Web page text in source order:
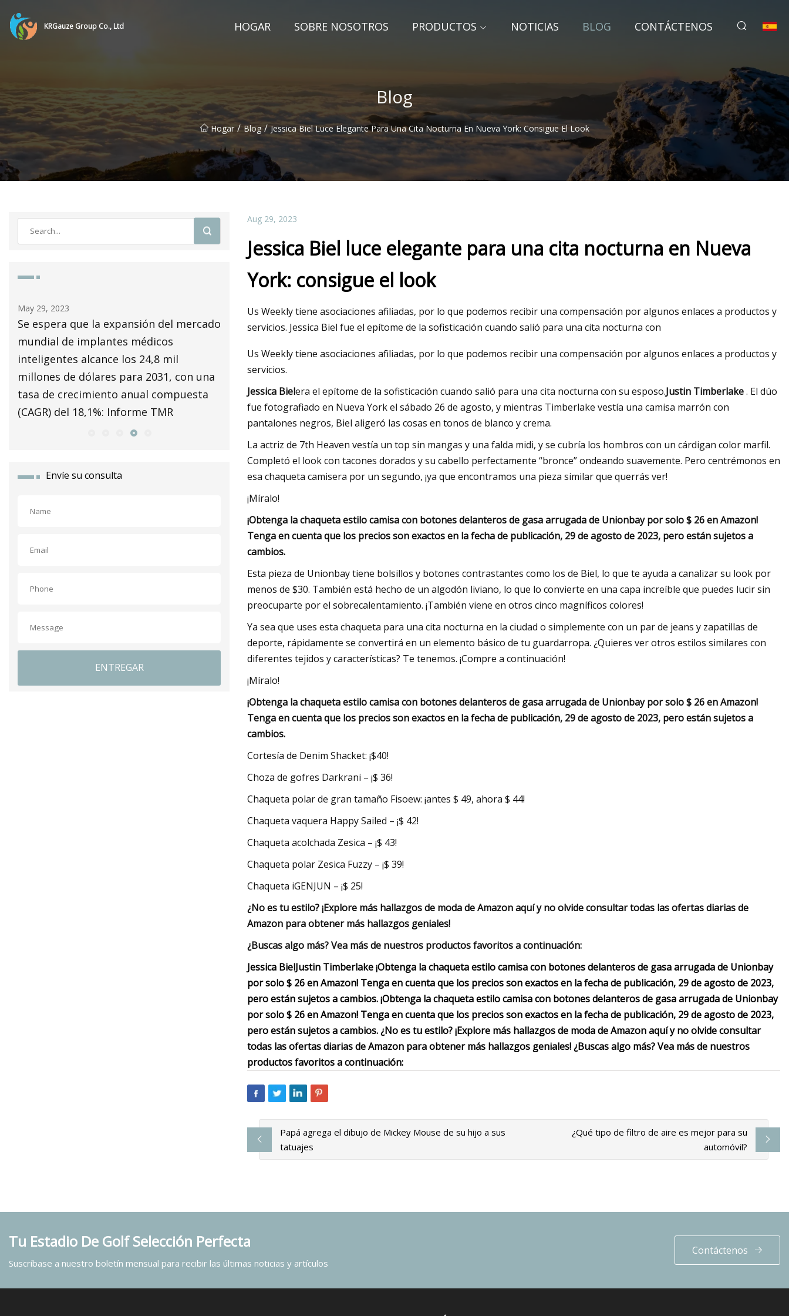
KRGauze Group Co., Ltd HOGAR SOBRE NOSOTROS PRODUCTOS NOTICIAS BLOG CONTÁCTENOS
Blog
Hogar / Blog / Jessica Biel Luce Elegante Para Una Cita Nocturna En Nueva York: Consigue El Look
una
May 30, 2023
El sensor de torsión verifica los
conjuntos giratorios
May 26, 2023
'El Ministerio de Salud está al borde del
Penang
Envíe su consulta
ENTREGAR
Aug 29, 2023
Jessica Biel luce elegante para una cita nocturna en Nueva
York: consigue el look
Us Weekly tiene asociaciones afiliadas, por lo que podemos recibir una compensación por algunos enlaces a productos y
servicios. Jessica Biel fue el epítome de la sofisticación cuando salió para una cita nocturna con
Us Weekly tiene asociaciones afiliadas, por lo que podemos recibir una compensación por algunos enlaces a productos y
servicios.
Jessica Bielera el epítome de la sofisticación cuando salió para una cita nocturna con su esposo.Justin Timberlake. El dúo
fue fotografiado en Nueva York el sábado 26 de agosto, y mientras Timberlake vestía una camisa marrón con
pantalones negros, Biel aligeró las cosas en tonos de blanco y crema.
La actriz de 7th Heaven vestía un top sin mangas y una falda midi, y se cubría los hombros con un cárdigan color marfil.
Completó el look con tacones dorados y su cabello perfectamente “bronce” ondeando suavemente. Pero centrémonos en
esa chaqueta camisera por un segundo, ¡ya que encontramos una pieza similar que querrás ver!
¡Míralo!
¡Obtenga la chaqueta estilo camisa con botones delanteros de gasa arrugada de Unionbay por solo $ 26 en Amazon!
Tenga en cuenta que los precios son exactos en la fecha de publicación, 29 de agosto de 2023, pero están sujetos a
cambios.
Esta pieza de Unionbay tiene bolsillos y botones contrastantes como los de Biel, lo que te ayuda a canalizar su look por
menos de $30. También está hecho de un algodón liviano, lo que lo convierte en una capa increíble que puedes lucir sin
preocuparte por el sobrecalentamiento. ¡También viene en otros cinco magníficos colores!
Ya sea que uses esta chaqueta para una cita nocturna en la ciudad o simplemente con un par de jeans y zapatillas de
deporte, rápidamente se convertirá en un elemento básico de tu guardarropa. ¿Quieres ver otros estilos similares con
diferentes tejidos y características? Te tenemos. ¡Compre a continuación!
¡Míralo!
¡Obtenga la chaqueta estilo camisa con botones delanteros de gasa arrugada de Unionbay por solo $ 26 en Amazon!
Tenga en cuenta que los precios son exactos en la fecha de publicación, 29 de agosto de 2023, pero están sujetos a
cambios.
Cortesía de Denim Shacket: ¡$40!
Choza de gofres Darkrani – ¡$ 36!
Chaqueta polar de gran tamaño Fisoew: ¡antes $ 49, ahora $ 44!
Chaqueta vaquera Happy Sailed – ¡$ 42!
Chaqueta acolchada Zesica – ¡$ 43!
Chaqueta polar Zesica Fuzzy – ¡$ 39!
Chaqueta iGENJUN – ¡$ 25!
¿No es tu estilo? ¡Explore más hallazgos de moda de Amazon aquí y no olvide consultar todas las ofertas diarias de
Amazon para obtener más hallazgos geniales!
¿Buscas algo más? Vea más de nuestros productos favoritos a continuación:
Jessica BielJustin Timberlake¡Obtenga la chaqueta estilo camisa con botones delanteros de gasa arrugada de Unionbay
por solo $ 26 en Amazon! Tenga en cuenta que los precios son exactos en la fecha de publicación, 29 de agosto de 2023,
pero están sujetos a cambios.¡Obtenga la chaqueta estilo camisa con botones delanteros de gasa arrugada de Unionbay
por solo $ 26 en Amazon! Tenga en cuenta que los precios son exactos en la fecha de publicación, 29 de agosto de 2023,
pero están sujetos a cambios.¿No es tu estilo? ¡Explore más hallazgos de moda de Amazon aquí y no olvide consultar
todas las ofertas diarias de Amazon para obtener más hallazgos geniales!¿Buscas algo más? Vea más de nuestros
productos favoritos a continuación:
Papá agrega el dibujo de Mickey Mouse de su hijo a sus
tatuajes
¿Qué tipo de filtro de aire es mejor para su
automóvil?
Tu Estadio De Golf Selección Perfecta
Suscríbase a nuestro boletín mensual para recibir las últimas noticias y artículos
Contáctenos